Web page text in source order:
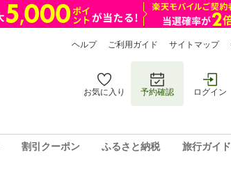
ヘルプ ご利用ガイド サイトマップ
お気に入り 予約確認 ログイン
割引クーポン ふるさと納税 旅行ガイド